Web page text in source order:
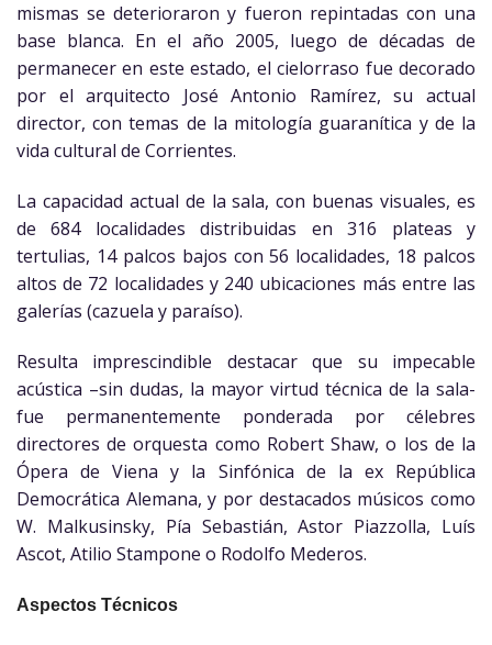
mismas se deterioraron y fueron repintadas con una
base blanca. En el año 2005, luego de décadas de
permanecer en este estado, el cielorraso fue decorado
por el arquitecto José Antonio Ramírez, su actual
director, con temas de la mitología guaranítica y de la
vida cultural de Corrientes.
La capacidad actual de la sala, con buenas visuales, es
de 684 localidades distribuidas en 316 plateas y
tertulias, 14 palcos bajos con 56 localidades, 18 palcos
altos de 72 localidades y 240 ubicaciones más entre las
galerías (cazuela y paraíso).
Resulta imprescindible destacar que su impecable
acústica –sin dudas, la mayor virtud técnica de la sala-
fue permanentemente ponderada por célebres
directores de orquesta como Robert Shaw, o los de la
Ópera de Viena y la Sinfónica de la ex República
Democrática Alemana, y por destacados músicos como
W. Malkusinsky, Pía Sebastián, Astor Piazzolla, Luís
Ascot, Atilio Stampone o Rodolfo Mederos.
Aspectos Técnicos